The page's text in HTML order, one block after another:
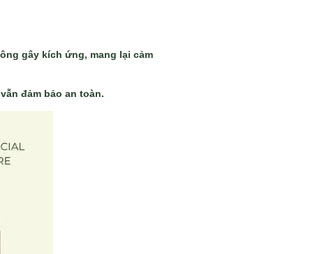
gây kích ứng, mang lại cảm
đảm bảo an toàn.